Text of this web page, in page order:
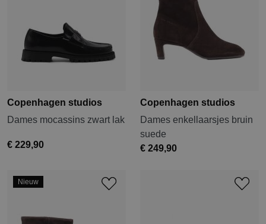
Copenhagen studios
Dames mocassins zwart lak
€ 229,90
Copenhagen studios
Dames enkellaarsjes bruin
suede
€ 249,90
Nieuw